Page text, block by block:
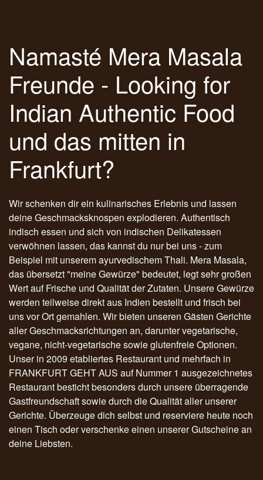
Namasté Mera Masala
Freunde - Looking for
Indian Authentic Food
und das mitten in
Frankfurt?
Wir schenken dir ein kulinarisches Erlebnis und lassen
deine Geschmacksknospen explodieren. Authentisch
indisch essen und sich von indischen Delikatessen
verwöhnen lassen, das kannst du nur bei uns - zum
Beispiel mit unserem ayurvedischem Thali. Mera Masala,
das übersetzt "meine Gewürze" bedeutet, legt sehr großen
Wert auf Frische und Qualität der Zutaten. Unsere Gewürze
werden teilweise direkt aus Indien bestellt und frisch bei
uns vor Ort gemahlen. Wir bieten unseren Gästen Gerichte
aller Geschmacksrichtungen an, darunter vegetarische,
vegane, nicht-vegetarische sowie glutenfreie Optionen.
Unser in 2009 etabliertes Restaurant und mehrfach in
FRANKFURT GEHT AUS auf Nummer 1 ausgezeichnetes
Restaurant besticht besonders durch unsere überragende
Gastfreundschaft sowie durch die Qualität aller unserer
Gerichte. Überzeuge dich selbst und reserviere heute noch
einen Tisch oder verschenke einen unserer Gutscheine an
deine Liebsten.